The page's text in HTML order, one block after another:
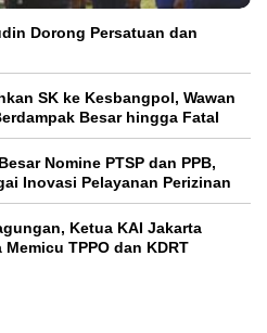
Dorong Persatuan dan
SK ke Kesbangpol, Wawan
Besar hingga Fatal
Nomine PTSP dan PPB,
Inovasi Pelayanan Perizinan
Ketua KAI Jakarta
TPPO dan KDRT